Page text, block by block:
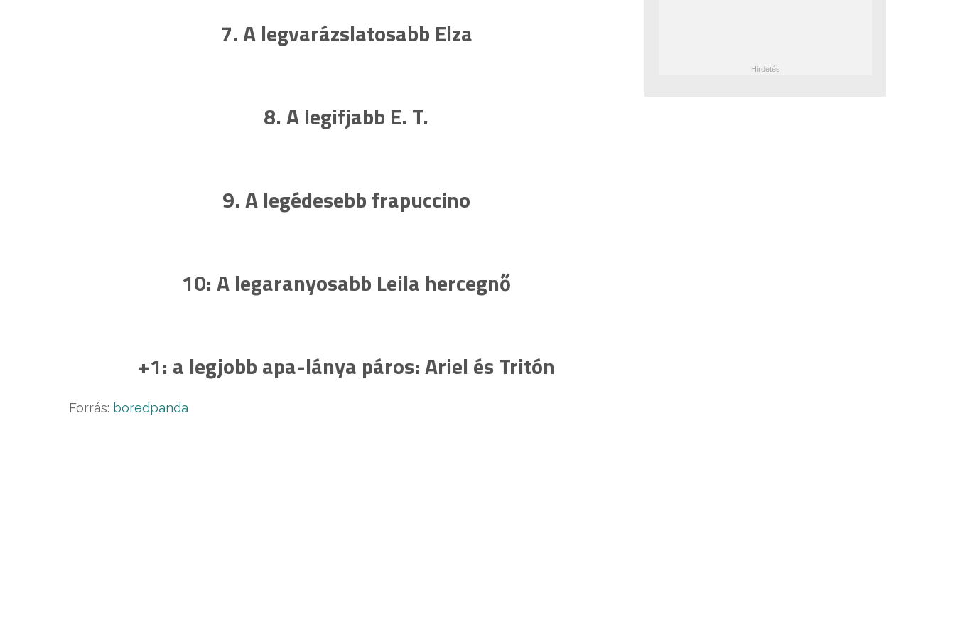
7. A legvarázslatosabb Elza
8. A legifjabb E. T.
9. A legédesebb frapuccino
10: A legaranyosabb Leila hercegnő
+1: a legjobb apa-lánya páros: Ariel és Tritón
Forrás: boredpanda